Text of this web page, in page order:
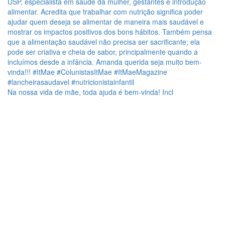
Na nossa vida de mãe, toda ajuda é bem-vinda! Incl